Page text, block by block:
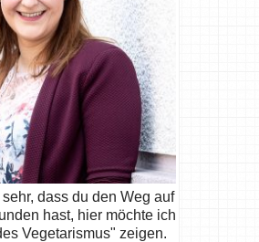
dass du den Weg auf
hast, hier möchte ich
Vegetarismus" zeigen.